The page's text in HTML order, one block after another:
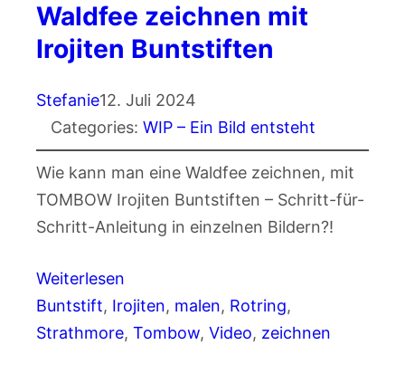
Waldfee zeichnen mit
Irojiten Buntstiften
Stefanie12. Juli 2024
Categories: WIP – Ein Bild entsteht
Wie kann man eine Waldfee zeichnen, mit
TOMBOW Irojiten Buntstiften – Schritt-für-
Schritt-Anleitung in einzelnen Bildern?!
Weiterlesen
Buntstift, Irojiten, malen, Rotring
Strathmore, Tombow, Video, zeichnen